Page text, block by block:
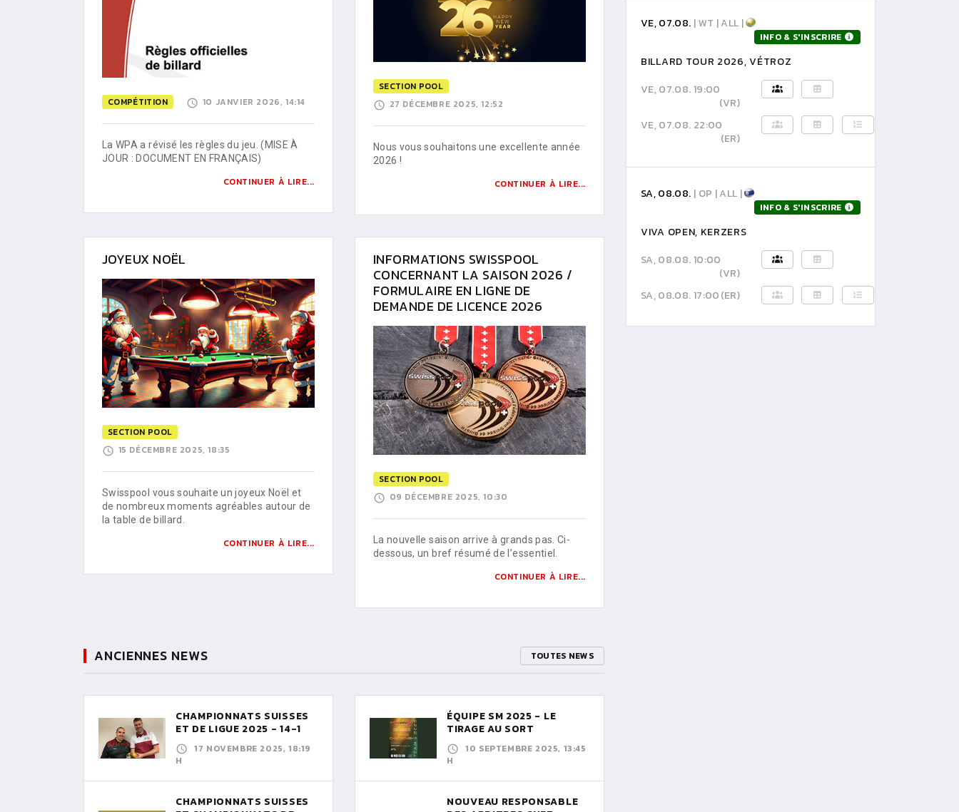
COMPÉTITION 10 JANVIER 2026, 14:14
La WPA a révisé les règles du jeu. (MISE À
JOUR : DOCUMENT EN FRANÇAIS)
CONTINUER À LIRE...
SECTION POOL
27 DÉCEMBRE 2025, 12:52
Nous vous souhaitons une excellente année
2026 !
CONTINUER À LIRE...
JOYEUX NOËL
SECTION POOL
15 DÉCEMBRE 2025, 18:35
Swisspool vous souhaite un joyeux Noël et
de nombreux moments agréables autour de
la table de billard.
CONTINUER À LIRE...
INFORMATIONS SWISSPOOL
CONCERNANT LA SAISON 2026 /
FORMULAIRE EN LIGNE DE
DEMANDE DE LICENCE 2026
SECTION POOL
09 DÉCEMBRE 2025, 10:30
La nouvelle saison arrive à grands pas. Ci-
dessous, un bref résumé de l’essentiel.
CONTINUER À LIRE...
ANCIENNES NEWS TOUTES NEWS
CHAMPIONNATS SUISSES
ET DE LIGUE 2025 - 14-1
17 NOVEMBRE 2025, 18:19
H
CHAMPIONNATS SUISSES
ÉQUIPE SM 2025 - LE
TIRAGE AU SORT
10 SEPTEMBRE 2025, 13:45
H
NOUVEAU RESPONSABLE
VE, 07.08. | WT | ALL |
INFO & S'INSCRIRE
BILLARD TOUR 2026, VÉTROZ
VE, 07.08. 19:00
(VR)
VE, 07.08. 22:00
(ER)
SA, 08.08. | OP | ALL |
INFO & S'INSCRIRE
VIVA OPEN, KERZERS
SA, 08.08. 10:00
(VR)
SA, 08.08. 17:00(ER)